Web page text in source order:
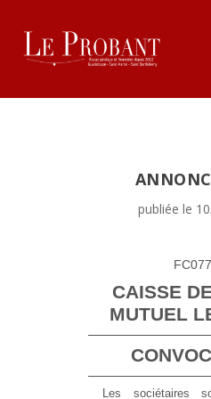
publiée le
CAISSE
MUTUEL
Les sociétaires